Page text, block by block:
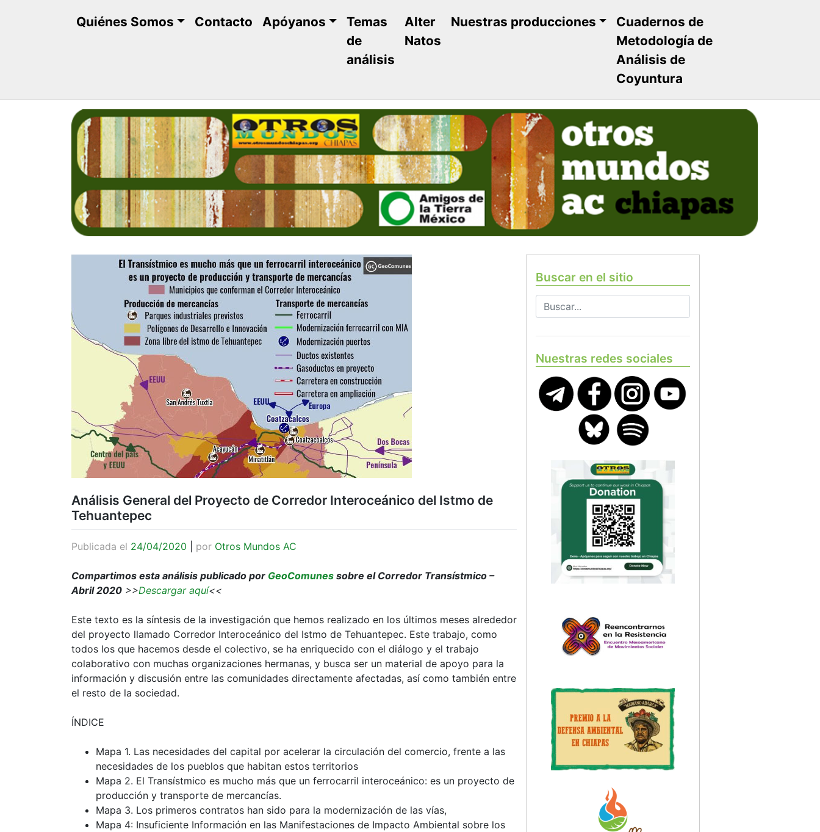
Quiénes Somos Contacto Apóyanos
Temas
de
análisis
Alter
Natos
Nuestras producciones
Cuadernos de
Metodología de
Análisis de
Coyuntura
Análisis General del Proyecto de Corredor Interoceánico del Istmo de
Tehuantepec
Publicada el 24/04/2020 por Otros Mundos AC
Compartimos esta análisis publicado por GeoComunes sobre el Corredor Transístmico –
Abril 2020 >>Descargar aquí<<
Este texto es la síntesis de la investigación que hemos realizado en los últimos meses alrededor
del proyecto llamado Corredor Interoceánico del Istmo de Tehuantepec. Este trabajo, como
todos los que hacemos desde el colectivo, se ha enriquecido con el diálogo y el trabajo
colaborativo con muchas organizaciones hermanas, y busca ser un material de apoyo para la
información y discusión entre las comunidades directamente afectadas, así como también entre
el resto de la sociedad.
ÍNDICE
Mapa 1. Las necesidades del capital por acelerar la circulación del comercio, frente a las
necesidades de los pueblos que habitan estos territorios
Mapa 2. El Transístmico es mucho más que un ferrocarril interoceánico: es un proyecto de
producción y transporte de mercancías.
Mapa 3. Los primeros contratos han sido para la modernización de las vías,
Mapa 4: Insuficiente Información en las Manifestaciones de Impacto Ambiental sobre los
Buscar en el sitio
Nuestras redes sociales